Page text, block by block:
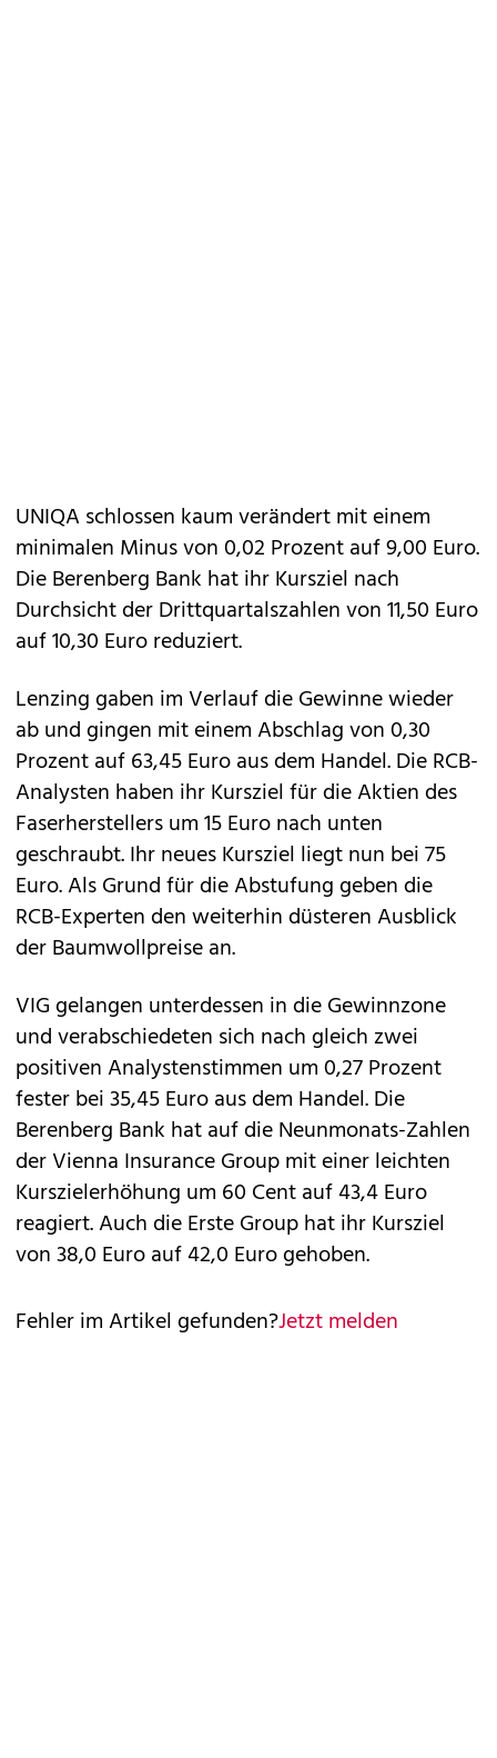
UNIQA schlossen kaum verändert mit einem
minimalen Minus von 0,02 Prozent auf 9,00 Euro.
Die Berenberg Bank hat ihr Kursziel nach
Durchsicht der Drittquartalszahlen von 11,50 Euro
auf 10,30 Euro reduziert.
Lenzing gaben im Verlauf die Gewinne wieder
ab und gingen mit einem Abschlag von 0,30
Prozent auf 63,45 Euro aus dem Handel. Die RCB-
Analysten haben ihr Kursziel für die Aktien des
Faserherstellers um 15 Euro nach unten
geschraubt. Ihr neues Kursziel liegt nun bei 75
Euro. Als Grund für die Abstufung geben die
RCB-Experten den weiterhin düsteren Ausblick
der Baumwollpreise an.
VIG gelangen unterdessen in die Gewinnzone
und verabschiedeten sich nach gleich zwei
positiven Analystenstimmen um 0,27 Prozent
fester bei 35,45 Euro aus dem Handel. Die
Berenberg Bank hat auf die Neunmonats-Zahlen
der Vienna Insurance Group mit einer leichten
Kurszielerhöhung um 60 Cent auf 43,4 Euro
reagiert. Auch die Erste Group hat ihr Kursziel
von 38,0 Euro auf 42,0 Euro gehoben.
Fehler im Artikel gefunden?Jetzt melden